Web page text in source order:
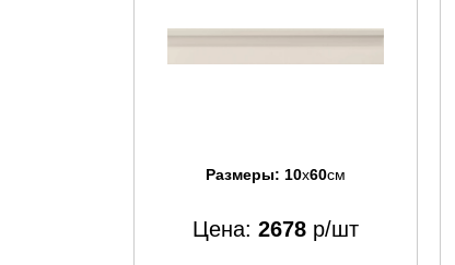
Размеры: 10x60см
Цена: 2678 р/шт